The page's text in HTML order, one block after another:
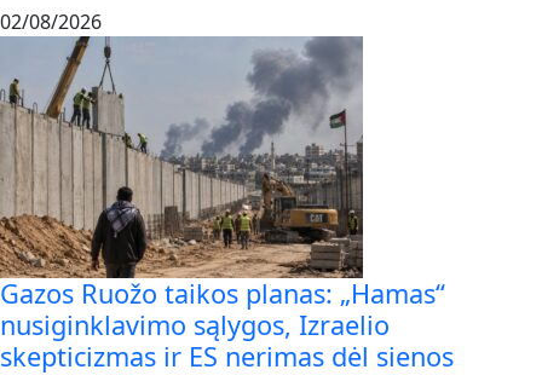
02/08/2026
Gazos Ruožo taikos planas: „Hamas“
nusiginklavimo sąlygos, Izraelio
skepticizmas ir ES nerimas dėl sienos